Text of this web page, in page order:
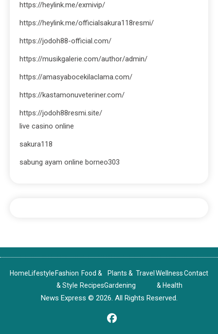
https://heylink.me/exmivip/
https://heylink.me/officialsakura118resmi/
https://jodoh88-official.com/
https://musikgalerie.com/author/admin/
https://amasyabocekilaclama.com/
https://kastamonuveteriner.com/
https://jodoh88resmi.site/
live casino online
sakura118
sabung ayam online borneo303
HomeLifestyle Fashion
& Style
Food &
Recipes
Plants &
Gardening
Travel Wellness
& Health
Contact
News Express © 2026. All Rights Reserved.